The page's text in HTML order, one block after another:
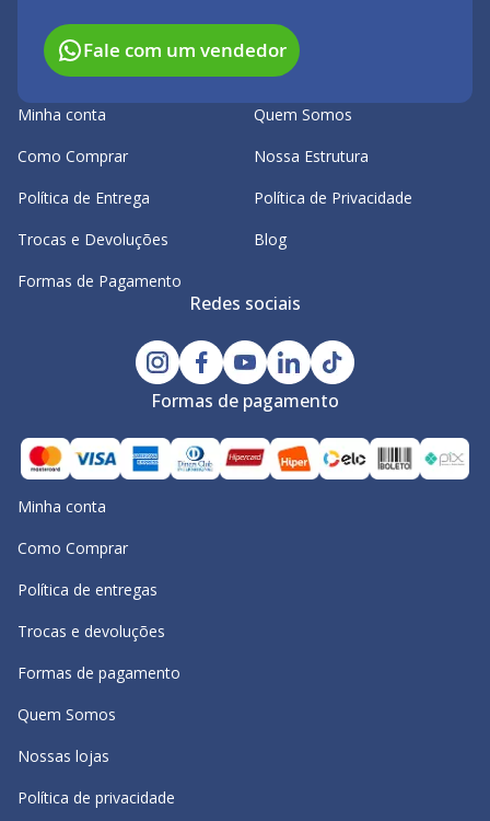
Fale com um vendedor
Minha conta
Como Comprar
Política de Entrega
Trocas e Devoluções
Formas de Pagamento
Quem Somos
Nossa Estrutura
Política de Privacidade
Blog
Redes sociais
Formas de pagamento
Minha conta
Como Comprar
Política de entregas
Trocas e devoluções
Formas de pagamento
Quem Somos
Nossas lojas
Política de privacidade